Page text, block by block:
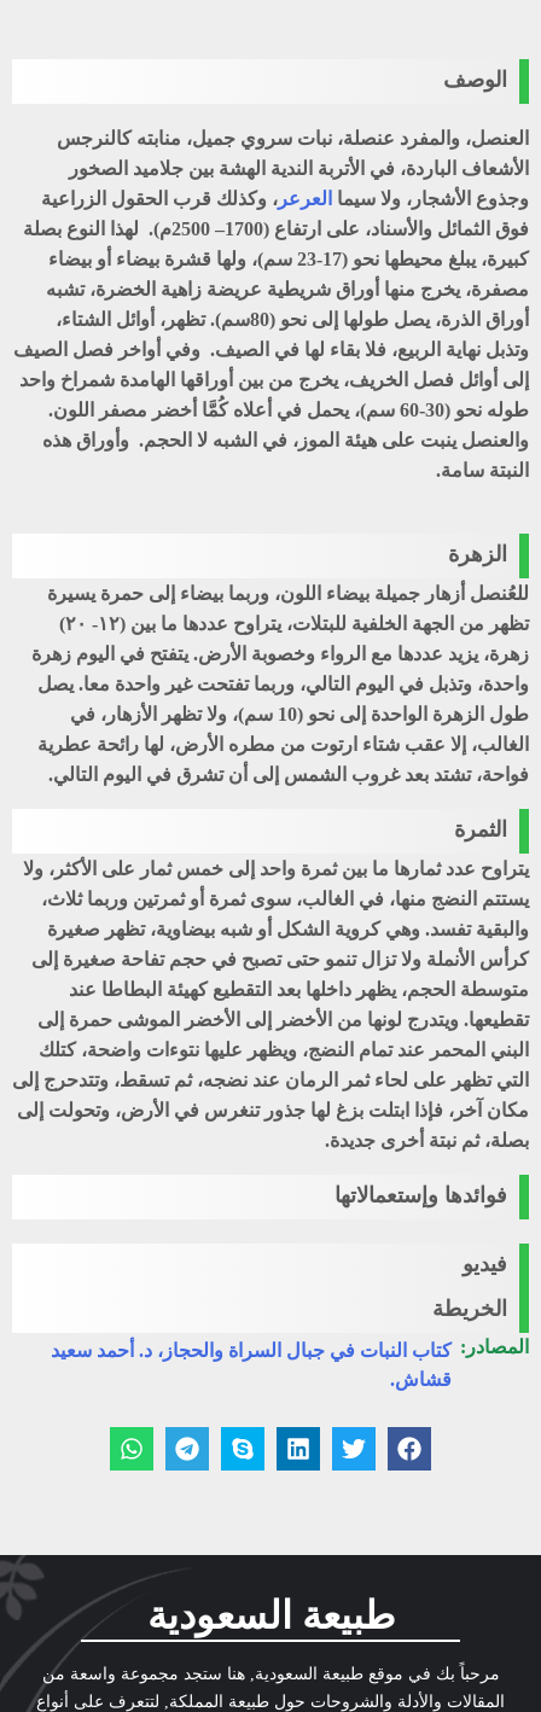
الوصف
العنصل، والمفرد عنصلة، نبات سروي جميل، منابته كالنرجس
الأشعاف الباردة، في الأتربة الندية الهشة بين جلاميد الصخور
وجذوع الأشجار، ولا سيما العرعر ، وكذلك قرب الحقول الزراعية
فوق الثمائل والأسناد، على ارتفاع (1700– 2500م). لهذا النوع بصلة
كبيرة، يبلغ محيطها نحو (17-23 سم)، ولها قشرة بيضاء أو بيضاء
مصفرة، يخرج منها أوراق شريطية عريضة زاهية الخضرة، تشبه
أوراق الذرة، يصل طولها إلى نحو (80سم). تظهر، أوائل الشتاء،
وتذبل نهاية الربيع، فلا بقاء لها في الصيف. وفي أواخر فصل الصيف
إلى أوائل فصل الخريف، يخرج من بين أوراقها الهامدة شمراخ واحد
طوله نحو (30-60 سم)، يحمل في أعلاه كُمَّا أخضر مصفر اللون.
والعنصل ينبت على هيئة الموز، في الشبه لا الحجم. وأوراق هذه
النبتة سامة.
الزهرة
للعُنصل أزهار جميلة بيضاء اللون، وربما بيضاء إلى حمرة يسيرة
تظهر من الجهة الخلفية للبتلات، يتراوح عددها ما بين (۱۲- ۲۰)
زهرة، يزيد عددها مع الرواء وخصوبة الأرض. يتفتح في اليوم زهرة
واحدة، وتذبل في اليوم التالي، وربما تفتحت غیر واحدة معا. يصل
طول الزهرة الواحدة إلى نحو (10 سم)، ولا تظهر الأزهار، في
الغالب، إلا عقب شتاء ارتوت من مطره الأرض، لها رائحة عطرية
فواحة، تشتد بعد غروب الشمس إلى أن تشرق في اليوم التالي.
الثمرة
يتراوح عدد ثمارها ما بين ثمرة واحد إلى خمس ثمار على الأكثر، ولا
يستتم النضج منها، في الغالب، سوى ثمرة أو ثمرتين وربما ثلاث،
والبقية تفسد. وهي كروية الشكل أو شبه بيضاوية، تظهر صغيرة
كرأس الأنملة ولا تزال تنمو حتى تصبح في حجم تفاحة صغيرة إلى
متوسطة الحجم، يظهر داخلها بعد التقطيع كهيئة البطاطا عند
تقطيعها. ويتدرج لونها من الأخضر إلى الأخضر الموشى حمرة إلى
البني المحمر عند تمام النضج، ويظهر عليها نتوءات واضحة، كتلك
التي تظهر على لحاء ثمر الرمان عند نضجه، ثم تسقط، وتتدحرج إلى
مكان آخر، فإذا ابتلت بزغ لها جذور تنغرس في الأرض، وتحولت إلى
بصلة، ثم نبتة أخرى جديدة.
فوائدها وإستعمالاتها
فيديو
الخريطة
المصادر: كتاب النبات في جبال السراة والحجاز، د. أحمد سعيد
قشاش.
طبيعة السعودية
مرحباً بك في موقع طبيعة السعودية, هنا ستجد مجموعة واسعة من
المقالات والأدلة والشروحات حول طبيعة المملكة, لتتعرف على أنواع